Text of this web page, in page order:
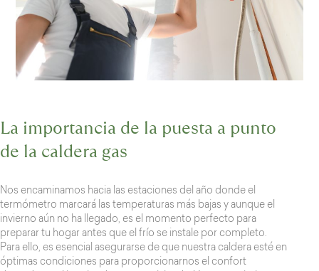
La importancia de la puesta a punto
de la caldera gas
Nos encaminamos hacia las estaciones del año donde el
termómetro marcará las temperaturas más bajas y aunque el
invierno aún no ha llegado, es el momento perfecto para
preparar tu hogar antes que el frío se instale por completo.
Para ello, es esencial asegurarse de que nuestra caldera esté en
óptimas condiciones para proporcionarnos el confort